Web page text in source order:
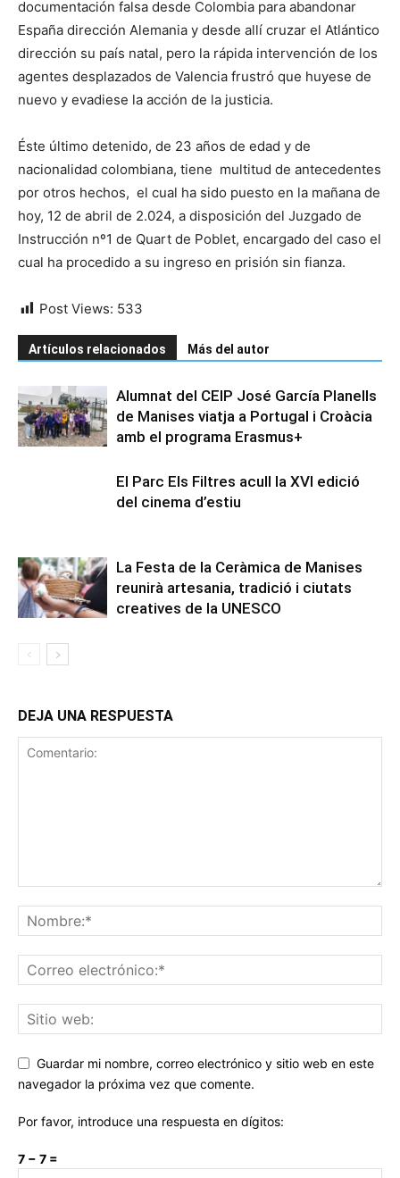
documentación falsa desde Colombia para abandonar
España dirección Alemania y desde allí cruzar el Atlántico
dirección su país natal, pero la rápida intervención de los
agentes desplazados de Valencia frustró que huyese de
nuevo y evadiese la acción de la justicia.
Éste último detenido, de 23 años de edad y de
nacionalidad colombiana, tiene multitud de antecedentes
por otros hechos, el cual ha sido puesto en la mañana de
hoy, 12 de abril de 2.024, a disposición del Juzgado de
Instrucción nº1 de Quart de Poblet, encargado del caso el
cual ha procedido a su ingreso en prisión sin fianza.
Post Views: 533
Artículos relacionados Más del autor
Alumnat del CEIP José García Planells
de Manises viatja a Portugal i Croàcia
amb el programa Erasmus+
El Parc Els Filtres acull la XVI edició
del cinema d’estiu
La Festa de la Ceràmica de Manises
reunirà artesania, tradició i ciutats
creatives de la UNESCO
DEJA UNA RESPUESTA
Guardar mi nombre, correo electrónico y sitio web en este
navegador la próxima vez que comente.
Por favor, introduce una respuesta en dígitos:
7 − 7 =